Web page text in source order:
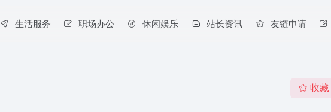
生活服务 职场办公 休闲娱乐 站长资讯 友链申请
收藏